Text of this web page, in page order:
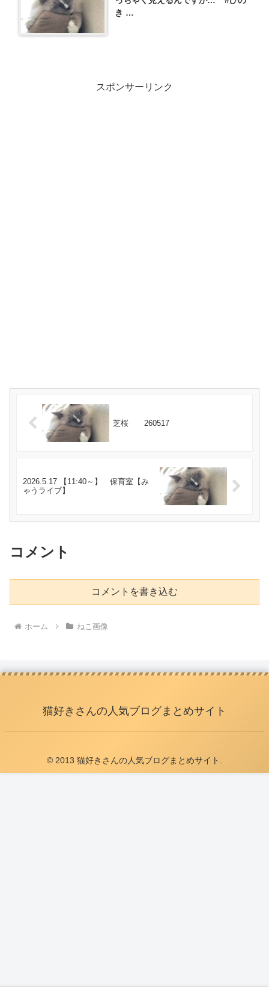
き …
スポンサーリンク
芝桜 260517
2026.5.17 【11:40～】 保育室【み
ゃうライブ】
コメント
コメントを書き込む
ホーム ねこ画像
猫好きさんの人気ブログまとめサイト
© 2013 猫好きさんの人気ブログまとめサイト.